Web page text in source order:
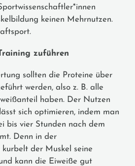
keinen Mehrnutzen.
zuführen
sollten die Proteine über
werden, also z. B. alle
haben. Der Nutzen
sich optimieren, indem man
bis vier Stunden nach dem
Denn in der
der Muskel seine
kann die Eiweiße gut